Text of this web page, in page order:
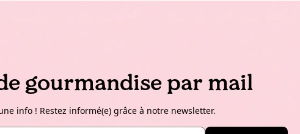
gourmandise par mail
info ! Restez informé(e) grâce à notre newsletter.